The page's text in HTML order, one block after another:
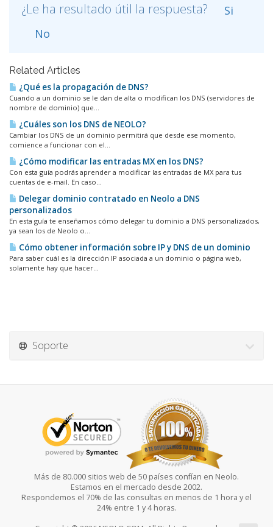
¿Le ha resultado útil la respuesta?
Si
No
Related Articles
¿Qué es la propagación de DNS?
Cuando a un dominio se le dan de alta o modifican los DNS (servidores de
nombre de dominio) que...
¿Cuáles son los DNS de NEOLO?
Cambiar los DNS de un dominio permitirá que desde ese momento,
comience a funcionar con el...
¿Cómo modificar las entradas MX en los DNS?
Con esta guía podrás aprender a modificar las entradas de MX para tus
cuentas de e-mail. En caso...
Delegar dominio contratado en Neolo a DNS
personalizados
En esta guía te enseñamos cómo delegar tu dominio a DNS personalizados,
ya sean los de Neolo o...
Cómo obtener información sobre IP y DNS de un dominio
Para saber cuál es la dirección IP asociada a un dominio o página web,
solamente hay que hacer...
Soporte
Más de 80.000 sitios web de 50 países confían en Neolo.
Estamos en el mercado desde 2002.
Respondemos el 70% de las consultas en menos de 1 hora y el
24% entre 1 y 4 horas.